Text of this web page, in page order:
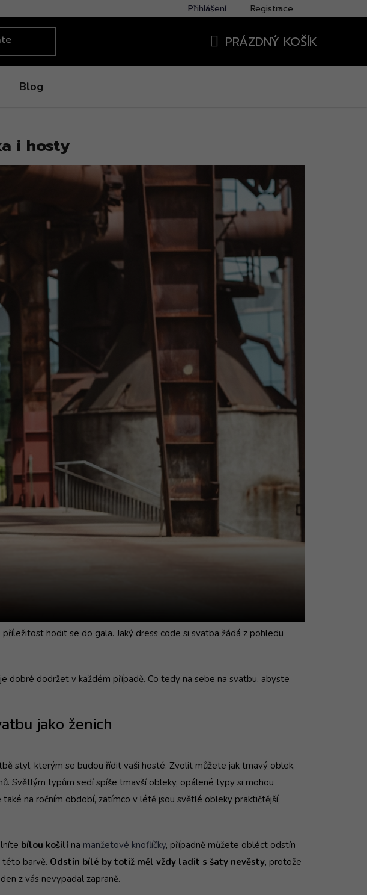
Přihlášení Registrace
PRÁZDNÝ KOŠÍK
Blog
i hosty
hodit se do gala. Jaký dress code si svatba žádá z pohledu
dobré dodržet v každém případě. Co tedy na sebe na svatbu, abyste
jako ženich
styl, kterým se budou řídit vaši hosté. Zvolit můžete jak tmavý oblek,
Světlým typům sedí spíše tmavší obleky, opálené typy si mohou
na ročním období, zatímco v létě jsou světlé obleky praktičtější,
bílou košilí na manžetové knoflíčky, případně můžete obléct odstín
této barvě. Odstín bílé by totiž měl vždy ladit s šaty nevěsty, protože
z vás nevypadal zapraně.